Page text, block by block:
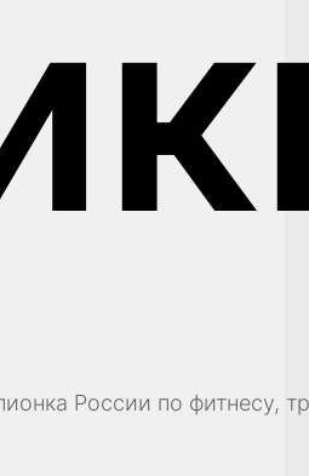
России по фитнесу,